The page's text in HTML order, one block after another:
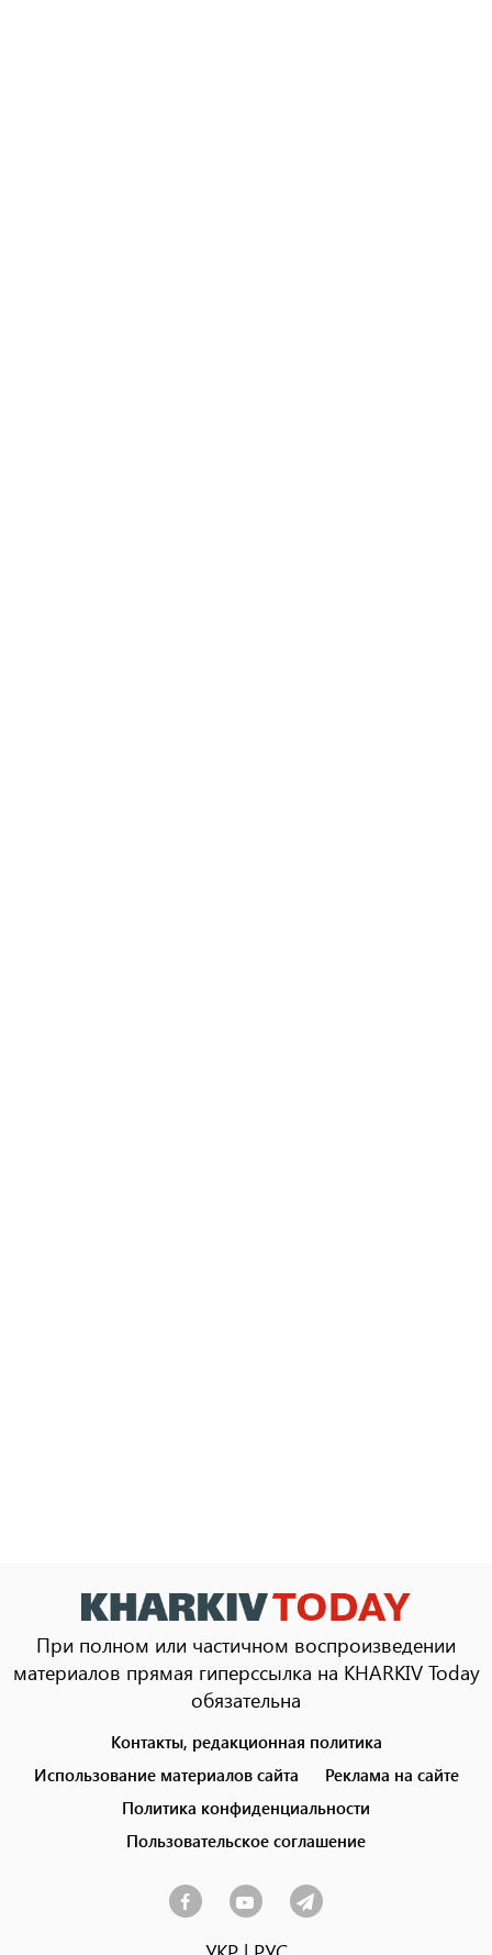
При полном или частичном воспроизведении
материалов прямая гиперссылка на KHARKIV Today
обязательна
menu
Контакты, редакционная политика
Использование материалов сайта
Реклама на сайте
Политика конфиденциальности
Пользовательское соглашение